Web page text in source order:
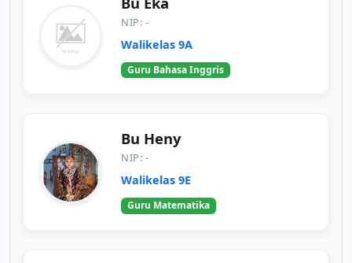
NIP: -
Walikelas 9A
Guru Bahasa Inggris
Bu Heny
NIP: -
Walikelas 9E
Guru Matematika